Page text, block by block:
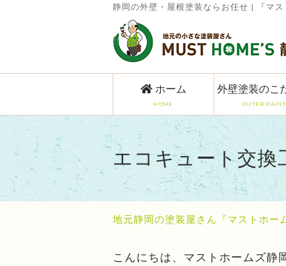
静岡の外壁・屋根塗装ならお任せ | 『マス
ホーム
HOME
外壁塗装のこ
OUTER PAINT
エコキュート交換
地元静岡の塗装屋さん『マストホー
こんにちは、マストホームズ静